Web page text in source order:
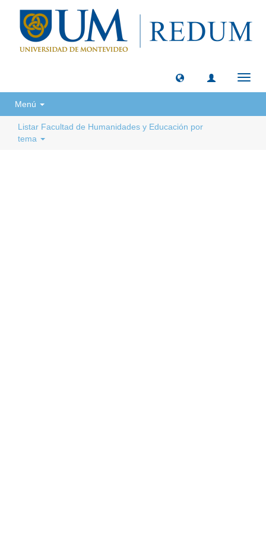
Menú
Listar Facultad de Humanidades y Educación por
tema